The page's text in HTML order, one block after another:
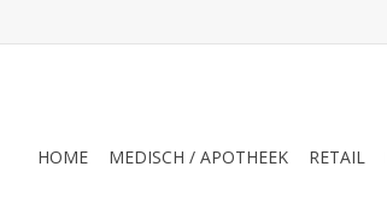
HOME MEDISCH / APOTHEEK RETAIL